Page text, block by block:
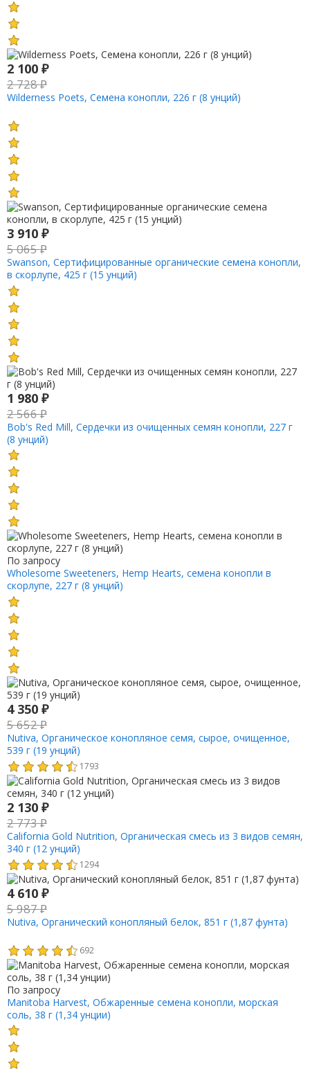
2 100 ₽
2 728₽
Wilderness Poets, Семена конопли, 226 г (8 унций)
3 910 ₽
5 065₽
Swanson, Сертифицированные органические семена конопли,
в скорлупе, 425 г (15 унций)
1 980 ₽
2 566₽
Bob's Red Mill, Сердечки из очищенных семян конопли, 227 г
(8 унций)
По запросу
Wholesome Sweeteners, Hemp Hearts, семена конопли в
скорлупе, 227 г (8 унций)
4 350 ₽
5 652₽
Nutiva, Органическое конопляное семя, сырое, очищенное,
539 г (19 унций)
1793
2 130 ₽
2 773₽
California Gold Nutrition, Органическая смесь из 3 видов семян,
340 г (12 унций)
1294
4 610 ₽
5 987₽
Nutiva, Органический конопляный белок, 851 г (1,87 фунта)
692
По запросу
Manitoba Harvest, Обжаренные семена конопли, морская
соль, 38 г (1,34 унции)